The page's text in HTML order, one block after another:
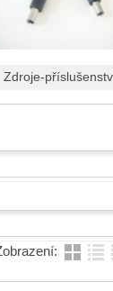
Zdroje-